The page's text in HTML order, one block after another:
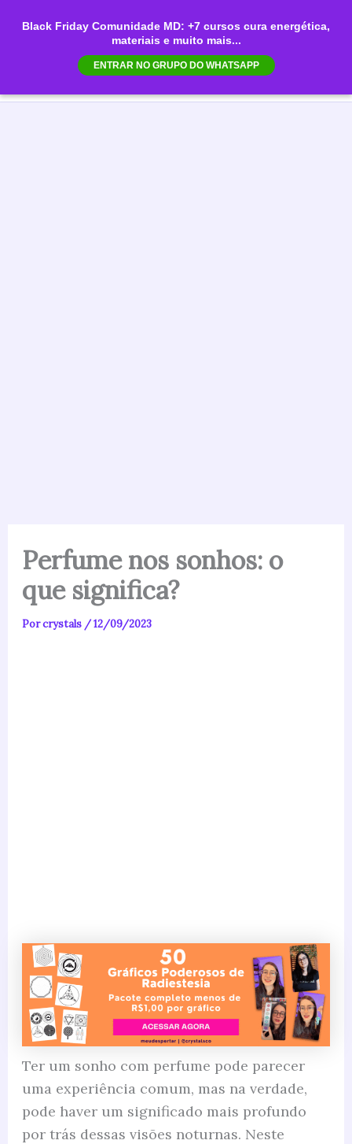
Black Friday Comunidade MD: +7 cursos cura energética,
materiais e muito mais...
ENTRAR NO GRUPO DO WHATSAPP
para
Perfume nos sonhos: o
que significa?
Porcrystals /12/09/2023
Ter um sonho com perfume pode parecer
uma experiência comum, mas na verdade,
pode haver um significado mais profundo
por trás dessas visões noturnas. Neste